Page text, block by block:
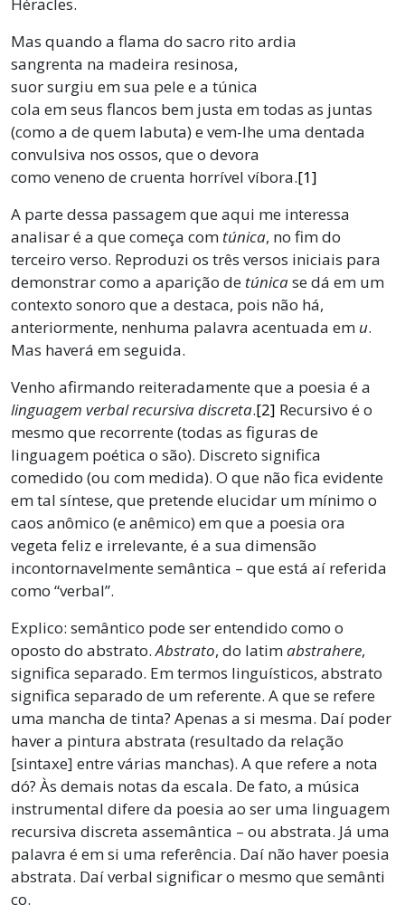
Mas quando a flama do sacro rito ardia
sangrenta na madeira resinosa,
suor surgiu em sua pele e a túnica
cola em seus flancos bem justa em todas as juntas
(como a de quem labuta) e vem-lhe uma dentada
convulsiva nos ossos, que o devora
como veneno de cruenta horrível víbora.[1]
A parte dessa passagem que aqui me interessa
analisar é a que começa com túnica, no fim do
terceiro verso. Reproduzi os três versos iniciais para
demonstrar como a aparição de túnicase dá em um
contexto sonoro que a destaca, pois não há,
anteriormente, nenhuma palavra acentuada em u.
Mas haverá em seguida.
Venho afirmando reiteradamente que a poesia é a
linguagem verbal recursiva discreta.[2] Recursivo é o
mesmo que recorrente (todas as figuras de
linguagem poética o são). Discreto significa
comedido (ou com medida). O que não fica evidente
em tal síntese, que pretende elucidar um mínimo o
caos anômico (e anêmico) em que a poesia ora
vegeta feliz e irrelevante, é a sua dimensão
incontornavelmente semântica – que está aí referida
como “verbal”.
Explico: semântico pode ser entendido como o
oposto do abstrato.Abstrato, do latimabstrahere,
significa separado. Em termos linguísticos, abstrato
significa separado de um referente. A que se refere
uma mancha de tinta? Apenas a si mesma. Daí poder
haver a pintura abstrata (resultado da relação
[sintaxe] entre várias manchas). A que refere a nota
dó? Às demais notas da escala. De fato, a música
instrumental difere da poesia ao ser uma linguagem
recursiva discreta assemântica – ou abstrata. Já uma
palavra é em si uma referência. Daí não haver poesia
abstrata. Daí verbal significar o mesmo que semânti
co.